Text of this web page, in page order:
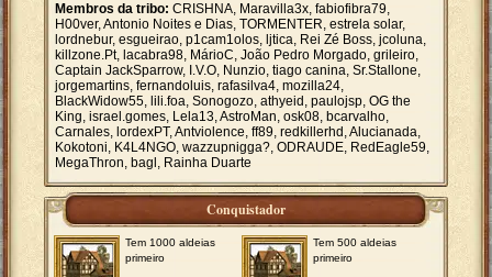
Membros da tribo: CRISHNA, Maravilla3x, fabiofibra79,
H00ver, Antonio Noites e Dias, TORMENTER, estrela solar,
lordnebur, esgueirao, p1cam1olos, ljtica, Rei Zé Boss, jcoluna,
killzone.Pt, lacabra98, MárioC, João Pedro Morgado, grileiro,
Captain JackSparrow, I.V.O, Nunzio, tiago canina, Sr.Stallone,
jorgemartins, fernandoluis, rafasilva4, mozilla24,
BlackWidow55, lili.foa, Sonogozo, athyeid, paulojsp, OG the
King, israel.gomes, Lela13, AstroMan, osk08, bcarvalho,
Carnales, lordexPT, Antviolence, ff89, redkillerhd, Alucianada,
Kokotoni, K4L4NGO, wazzupnigga?, ODRAUDE, RedEagle59,
MegaThron, bagl, Rainha Duarte
Conquistador
Tem 1000 aldeias
primeiro
Tem 500 aldeias
primeiro